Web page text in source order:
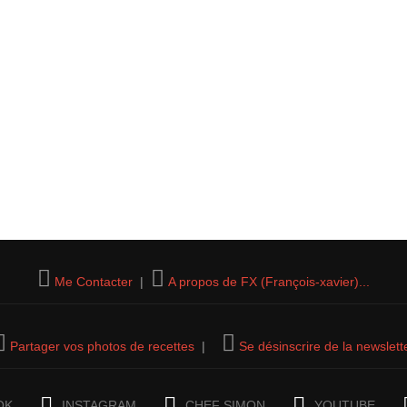
Me Contacter | A propos de FX (François-xavier)...
Partager vos photos de recettes| Se désinscrire de la